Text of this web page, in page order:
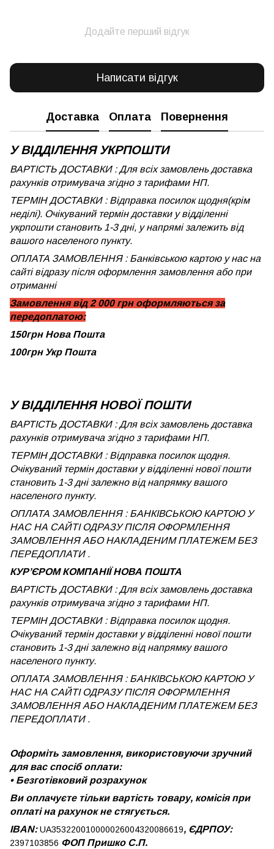
Додайте перший відгук
Написати відгук
Доставка Оплата Повернення
У ВІДДІЛЕННЯ УКРПОШТИ
ВАРТІСТЬ ДОСТАВКИ : Для всіх замовлень доставка
рахунків отримувача згідно з тарифами НП.
ТЕРМІН ДОСТАВКИ : Відправка посилок щодня(крім
неділі). Очікуваний термін доставки у відділенні
укрпошти становить 1-3 дні, у напрямі залежить від
вашого населеного пункту.
ОПЛАТА ЗАМОВЛЕННЯ : Банківською картою у нас на
сайті відразу після оформлення замовлення або при
отриманні
Замовлення від 2 000 грн оформляються за
передоплатою:
150грн Нова Пошта
100грн Укр Пошта
У ВІДДІЛЕННЯ НОВОЇ ПОШТИ
ВАРТІСТЬ ДОСТАВКИ : Для всіх замовлень доставка
рахунків отримувача згідно з тарифами НП.
ТЕРМІН ДОСТАВКИ : Відправка посилок щодня.
Очікуваний термін доставки у відділенні нової пошти
становить 1-3 дні залежно від напрямку вашого
населеного пункту.
ОПЛАТА ЗАМОВЛЕННЯ : БАНКІВСЬКОЮ КАРТОЮ У
НАС НА САЙТІ ОДРАЗУ ПІСЛЯ ОФОРМЛЕННЯ
ЗАМОВЛЕННЯ АБО НАКЛАДЕНИМ ПЛАТЕЖЕМ БЕЗ
ПЕРЕДОПЛАТИ .
КУРʼЄРОМ КОМПАНІЇ НОВА ПОШТА
ВАРТІСТЬ ДОСТАВКИ : Для всіх замовлень доставка
рахунків отримувача згідно з тарифами НП.
ТЕРМІН ДОСТАВКИ : Відправка посилок щодня.
Очікуваний термін доставки у відділенні нової пошти
становить 1-3 дні залежно від напрямку вашого
населеного пункту.
ОПЛАТА ЗАМОВЛЕННЯ : БАНКІВСЬКОЮ КАРТОЮ У
НАС НА САЙТІ ОДРАЗУ ПІСЛЯ ОФОРМЛЕННЯ
ЗАМОВЛЕННЯ АБО НАКЛАДЕНИМ ПЛАТЕЖЕМБЕЗ
ПЕРЕДОПЛАТИ .
Оформіть замовлення, використовуючи зручний
для вас спосіб оплати:
• Безготівковий розрахунок
Ви оплачуєте тільки вартість товару, комісія при
оплаті на рахунок не стягується.
IBAN:UA353220010000026004320086619, ЄДРПОУ:
2397103856 ФОП Пришко С.П.